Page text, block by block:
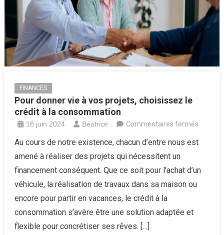
novembre
FINANCES
Pour donner vie à vos projets, choisissez le
crédit à la consommation
18 juin 2024 Béatrice Commentaires ferméssur
à
Au cours de notre existence, chacun d’entre nous est
amené à réaliser des projets qui nécessitent un
financement conséquent. Que ce soit pour l’achat d’un
véhicule, la réalisation de travaux dans sa maison ou
encore pour partir en vacances, le crédit à la
consommation s’avère être une solution adaptée et
flexible pour concrétiser ses rêves. […]